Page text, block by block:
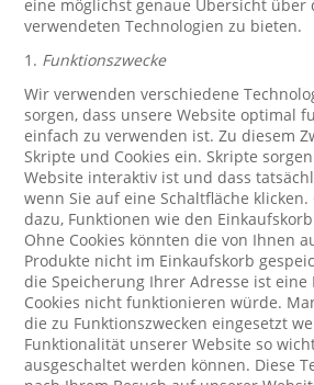
eine möglichst genaue Übersicht über
verwendeten Technologien zu bieten.
1. Funktionszwecke
Wir verwenden verschiedene
sorgen, dass unsere Website optimal
einfach zu verwenden ist. Zu diesem
Skripte und Cookies ein. Skripte
Website interaktiv ist und dass
wenn Sie auf eine Schaltfläche klicken.
dazu, Funktionen wie den
Ohne Cookies könnten die von Ihnen
Produkte nicht im Einkaufskorb
die Speicherung Ihrer Adresse ist eine
Cookies nicht funktionieren würde.
die zu Funktionszwecken eingesetzt
Funktionalität unserer Website so
ausgeschaltet werden können. Diese